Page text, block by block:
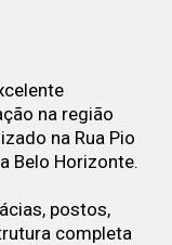
na região
na Rua Pio
Belo Horizonte.
postos,
completa